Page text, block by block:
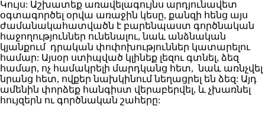
Կույս: Աշխատեք առավելագույնս արդյունավետ
օգտագործել օրվա առաջին կեսը, քանզի հենց այս
ժամանակահատվածն է բարենպաստ գործնական
հաջողություններ ունենալու, նաև անձնական
կյանքում դրական փոփոխություններ կատարելու
համար: Այսօր ստիպված կլինեք լեզու գտնել, ձեզ
համար, ոչ համակրելի մարդկանց հետ, նաև առնչվել
նրանց հետ, ովքեր նախկինում նեղացրել են ձեզ: Այդ
ամենին փորձեք հանգիստ վերաբերվել, և չխառնել
հույզերն ու գործնական շահերը: